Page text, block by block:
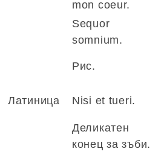
mon coeur.
Латиница
Sequor
somnium.
Рис.
Nisi et tueri.
Деликатен
конец за зъби.